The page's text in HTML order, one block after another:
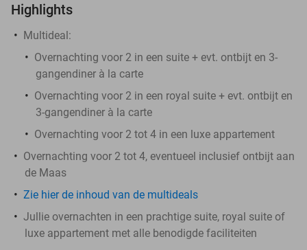
Highlights
Multideal:
Overnachting voor 2 in een suite + evt. ontbijt en 3-
gangendiner à la carte
Overnachting voor 2 in een royal suite + evt. ontbijt en
3-gangendiner à la carte
Overnachting voor 2 tot 4 in een luxe appartement
Overnachting voor 2 tot 4, eventueel inclusief ontbijt aan
de Maas
Zie hier de inhoud van de multideals
Jullie overnachten in een prachtige suite, royal suite of
luxe appartement met alle benodigde faciliteiten